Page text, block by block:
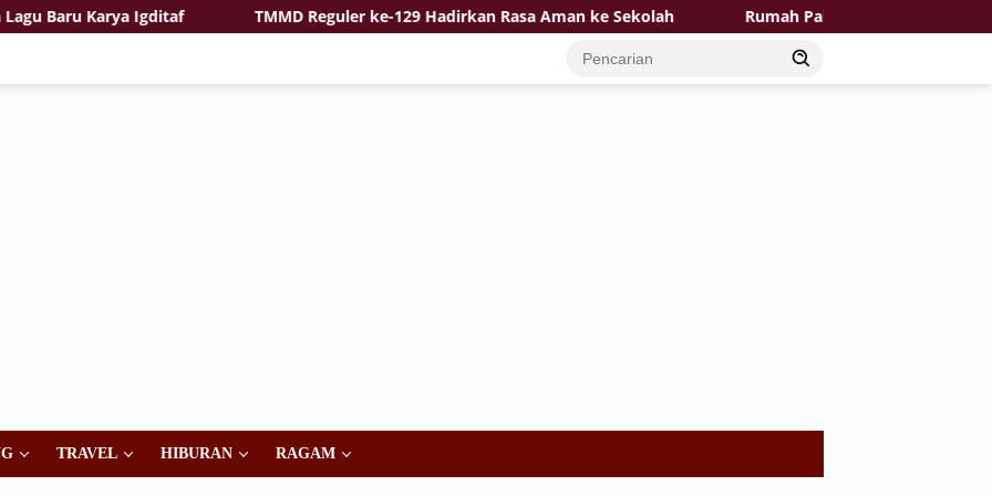
Karya Igditaf TMMD Reguler ke-129 Hadirkan Rasa Aman ke Sekolah Rumah Pak Toid Kian Layak Huni
TRAVEL HIBURAN RAGAM